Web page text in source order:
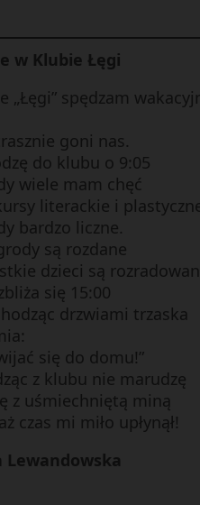
w Klubie Łęgi
„Łęgi” spędzam
goni nas.
do klubu o 9:05
wiele mam chęć
literackie i
bardzo liczne.
są rozdane
dzieci są
się 15:00
drzwiami trzaska
się do domu!”
z klubu nie marudzę
z uśmiechniętą miną
czas mi miło upłynął!
Lewandowska